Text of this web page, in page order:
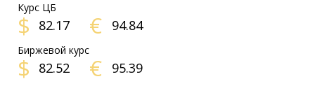
Курс ЦБ
$ 82.17 € 94.84
Биржевой курс
$ 82.52 € 95.39